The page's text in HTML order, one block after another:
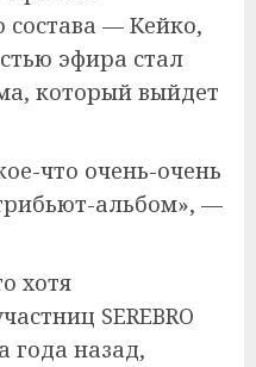
— Кейко,
эфира стал
который выйдет
что очень-очень
альбом», —
хотя
SEREBRO
года назад,